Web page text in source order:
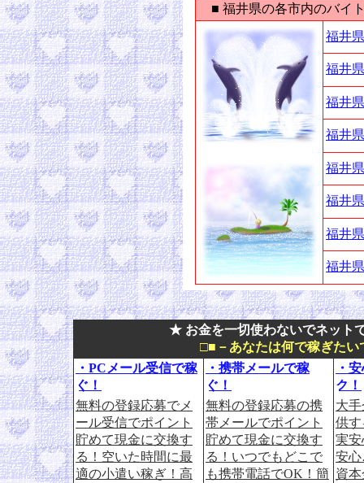
■ 福井県の各市内のバイ
福井
福井
福井
福井
福井
福井
福井
福井
★ お金を一切使わないでネット
□■－あなたは何で稼ぎた
・PCメール受信で稼
ぐ！
無料の登録応募でメ
ール受信でポイント
貯めて現金に交換す
る！空いた時間に最
適の小遣い稼ぎ！高
・携帯メールで稼
ぐ！
無料の登録応募の携
帯メールでポイント
貯めて現金に交換す
る！いつでもどこで
も携帯電話でOK！簡
・
ク！
大
供
実
安心
資